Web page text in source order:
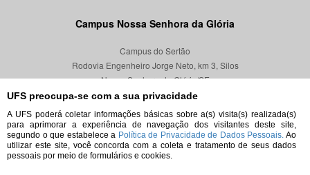
UFS preocupa-se com a sua privacidade
A UFS poderá coletar informações básicas sobre a(s) visita(s) realizada(s)
para aprimorar a experiência de navegação dos visitantes deste site,
segundo o que estabelece a Política de Privacidade de Dados Pessoais. Ao
utilizar este site, você concorda com a coleta e tratamento de seus dados
pessoais por meio de formulários e cookies.
Campus Nossa Senhora da Glória
Campus do Sertão
Rodovia Engenheiro Jorge Neto, km 3, Silos
Nossa Senhora da Glória/SE
CEP 49680-000
Localização